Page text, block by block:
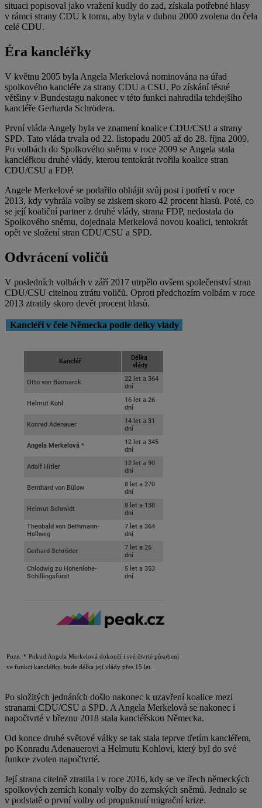
situaci popisoval jako vražení kudly do zad, získala potřebné hlasy
v rámci strany CDU k tomu, aby byla v dubnu 2000 zvolena do čela
celé CDU.
Éra kancléřky
V květnu 2005 byla Angela Merkelová nominována na úřad
spolkového kancléře za strany CDU a CSU. Po získání těsné
většiny v Bundestagu nakonec v této funkci nahradila tehdejšího
kancléře Gerharda Schrödera.
První vláda Angely byla ve znamení koalice CDU/CSU a strany
SPD. Tato vláda trvala od 22. listopadu 2005 až do 28. října 2009.
Po volbách do Spolkového sněmu v roce 2009 se Angela stala
kancléřkou druhé vlády, kterou tentokrát tvořila koalice stran
CDU/CSU a FDP.
Angele Merkelové se podařilo obhájit svůj post i potřetí v roce
2013, kdy vyhrála volby se ziskem skoro 42 procent hlasů. Poté, co
se její koaliční partner z druhé vlády, strana FDP, nedostala do
Spolkového sněmu, dojednala Merkelová novou koalici, tentokrát
opět ve složení stran CDU/CSU a SPD.
Odvrácení voličů
V posledních volbách v září 2017 utrpělo ovšem společenství stran
CDU/CSU citelnou ztrátu voličů. Oproti předchozím volbám v roce
2013 ztratily skoro devět procent hlasů.
Kancléři v čele Německa podle délky vlády
Pozn: * Pokud Angela Merkelová dokončí i své čtvrté působení
ve funkci kancléřky, bude délka její vlády přes 15 let.
Po složitých jednáních došlo nakonec k uzavření koalice mezi
stranami CDU/CSU a SPD. A Angela Merkelová se nakonec i
napočtvrté v březnu 2018 stala kancléřskou Německa.
Od konce druhé světové války se tak stala teprve třetím kancléřem,
po Konradu Adenauerovi a Helmutu Kohlovi, který byl do své
funkce zvolen napočtvrté.
Její strana citelně ztratila i v roce 2016, kdy se ve třech německých
spolkových zemích konaly volby do zemských sněmů. Jednalo se
v podstatě o první volby od propuknutí migrační krize.